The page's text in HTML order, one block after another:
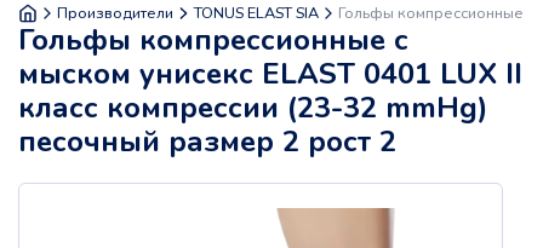
Производители TONUS ELAST SIA Гольфы компрессионные с
Гольфы компрессионные с
мыском унисекс ELAST 0401 LUX II
класс компрессии (23-32 mmHg)
песочный размер 2 рост 2